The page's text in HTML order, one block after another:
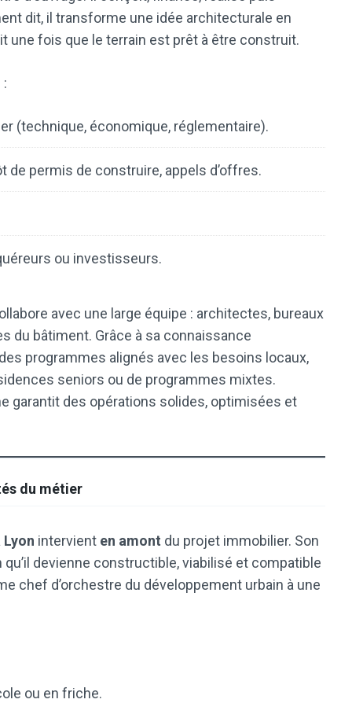
dit, il transforme une idée architecturale en
une fois que le terrain est prêt à être construit.
(technique, économique, réglementaire).
de permis de construire, appels d’offres.
ou investisseurs.
avec une large équipe : architectes, bureaux
du bâtiment. Grâce à sa connaissance
programmes alignés avec les besoins locaux,
seniors ou de programmes mixtes.
garantit des opérations solides, optimisées et
du métier
intervient en amont du projet immobilier. Son
devienne constructible, viabilisé et compatible
chef d’orchestre du développement urbain à une
ou en friche.